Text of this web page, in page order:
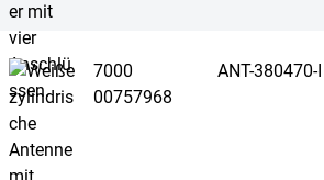
7000
00757968
ANT-380470-I